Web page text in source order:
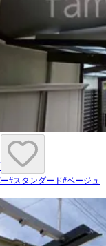
#スタンダード#ベージュ